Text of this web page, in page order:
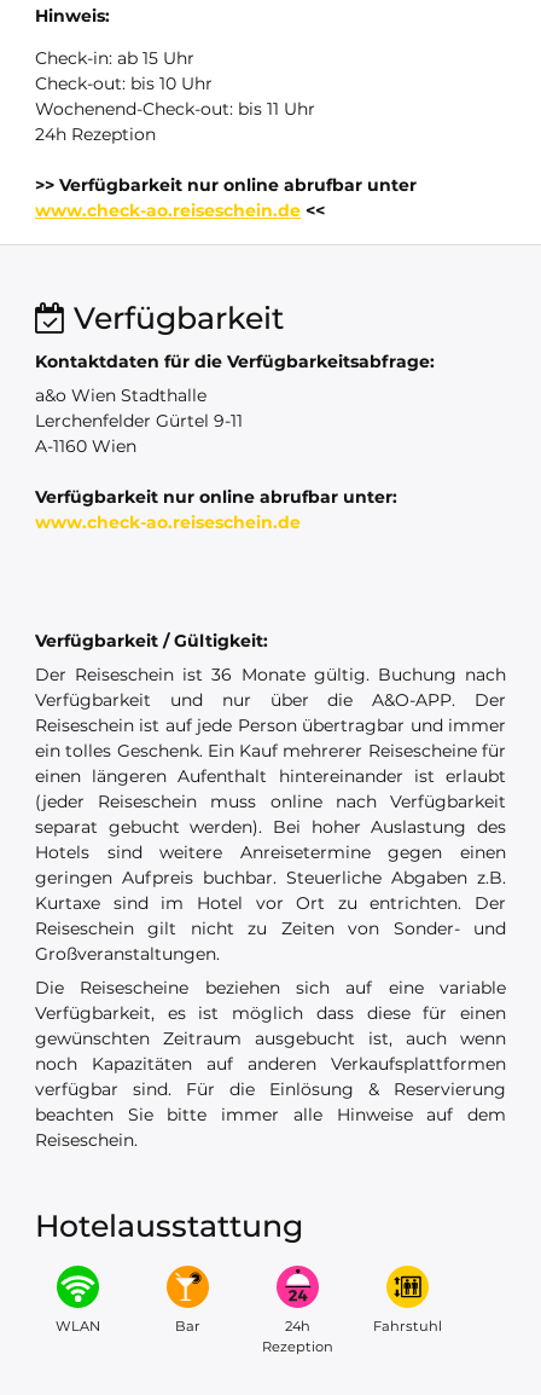
Hinweis:
Check-in: ab 15 Uhr
Check-out: bis 10 Uhr
Wochenend-Check-out: bis 11 Uhr
24h Rezeption
>> Verfügbarkeit nur online abrufbar unter
www.check-ao.reiseschein.de <<
Verfügbarkeit
Kontaktdaten für die Verfügbarkeitsabfrage:
a&o Wien Stadthalle
Lerchenfelder Gürtel 9-11
A-1160 Wien
Verfügbarkeit nur online abrufbar unter:
www.check-ao.reiseschein.de
Verfügbarkeit / Gültigkeit:
Der Reiseschein ist 36 Monate gültig. Buchung nach
Verfügbarkeit und nur über die A&O-APP. Der
Reiseschein ist auf jede Person übertragbar und immer
ein tolles Geschenk. Ein Kauf mehrerer Reisescheine für
einen längeren Aufenthalt hintereinander ist erlaubt
(jeder Reiseschein muss online nach Verfügbarkeit
separat gebucht werden). Bei hoher Auslastung des
Hotels sind weitere Anreisetermine gegen einen
geringen Aufpreis buchbar. Steuerliche Abgaben z.B.
Kurtaxe sind im Hotel vor Ort zu entrichten. Der
Reiseschein gilt nicht zu Zeiten von Sonder- und
Großveranstaltungen.
Die Reisescheine beziehen sich auf eine variable
Verfügbarkeit, es ist möglich dass diese für einen
gewünschten Zeitraum ausgebucht ist, auch wenn
noch Kapazitäten auf anderen Verkaufsplattformen
verfügbar sind. Für die Einlösung & Reservierung
beachten Sie bitte immer alle Hinweise auf dem
Reiseschein.
Hotelausstattung
WLAN Bar
24h
Rezeption
Fahrstuhl